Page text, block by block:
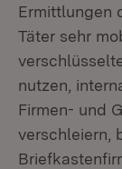
Ermittlungen
Täter sehr
nutzen,
Firmen- und
verschleiern,